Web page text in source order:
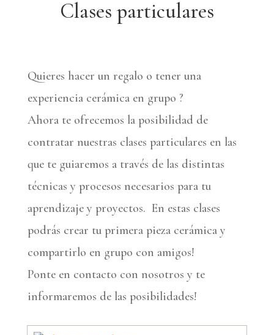
Clases particulares
Quieres hacer un regalo o tener una
experiencia cerámica en grupo ?
Ahora te ofrecemos la posibilidad de
contratar nuestras clases particulares en las
que te guiaremos a través de las distintas
técnicas y procesos necesarios para tu
aprendizaje y proyectos. En estas clases
podrás crear tu primera pieza cerámica y
compartirlo en grupo con amigos!
Ponte en contacto con nosotros y te
informaremos de las posibilidades!